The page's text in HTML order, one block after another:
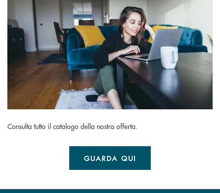
Consulta tutto il catalogo della nostra offerta.
GUARDA QUI